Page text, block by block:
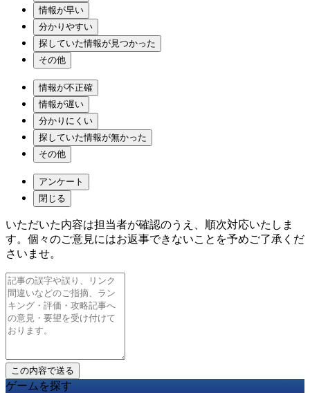
情報が早い
分かりやすい
探していた情報が見つかった
その他
情報が不正確
情報が遅い
分かりにくい
探していた情報が無かった
その他
アンケート
閉じる
いただいた内容は担当者が確認のうえ、順次対応いたしま
す。個々のご意見にはお返事できないことを予めご了承くだ
さいませ。
ゲームを探す